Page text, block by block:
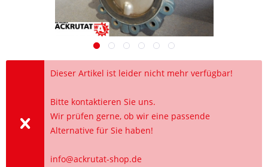
Dieser Artikel ist leider nicht mehr verfügbar!
Bitte kontaktieren Sie uns.
Wir prüfen gerne, ob wir eine passende
Alternative für Sie haben!
info@ackrutat-shop.de